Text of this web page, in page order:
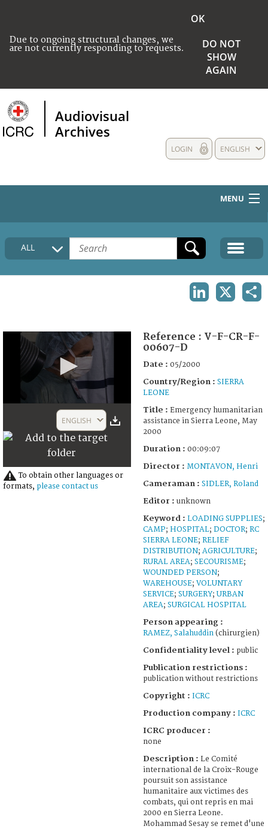
Due to ongoing structural changes, we
are not currently responding to requests.
OK
DO NOT
SHOW
AGAIN
Audiovisual
Archives
ENGLISH
LOGIN
MENU
HOME
COLLECTIONS DESCRIPTION
ALL
9
seconds
ENGLISH
To obtain other languages or
formats, please contact us
Reference : V-F-CR-F-
00607-D
Date : 05/2000
Country/Region : SIERRA
LEONE
Title : Emergency humanitarian
assistance in Sierra Leone, May
2000
Duration : 00:09:07
Director : MONTAVON, Henri
Cameraman : SIDLER, Roland
Editor : unknown
Keyword : LOADING SUPPLIES;
CAMP; HOSPITAL; DOCTOR; RC
SIERRA LEONE; RELIEF
DISTRIBUTION; AGRICULTURE;
RURAL AREA; SECOURISME;
WOUNDED PERSON;
WAREHOUSE; VOLUNTARY
SERVICE; SURGERY; URBAN
AREA; SURGICAL HOSPITAL
Person appearing :
RAMEZ, Salahuddin (chirurgien)
Confidentiality level : public
Publication restrictions :
publication without restrictions
Copyright : ICRC
Production company : ICRC
ICRC producer :
none
Description : Le Comité
international de la Croix-Rouge
poursuit son assistance
humanitaire aux victimes des
combats, qui ont repris en mai
2000 en Sierra Leone.
Mohammad Sesay se remet d'une